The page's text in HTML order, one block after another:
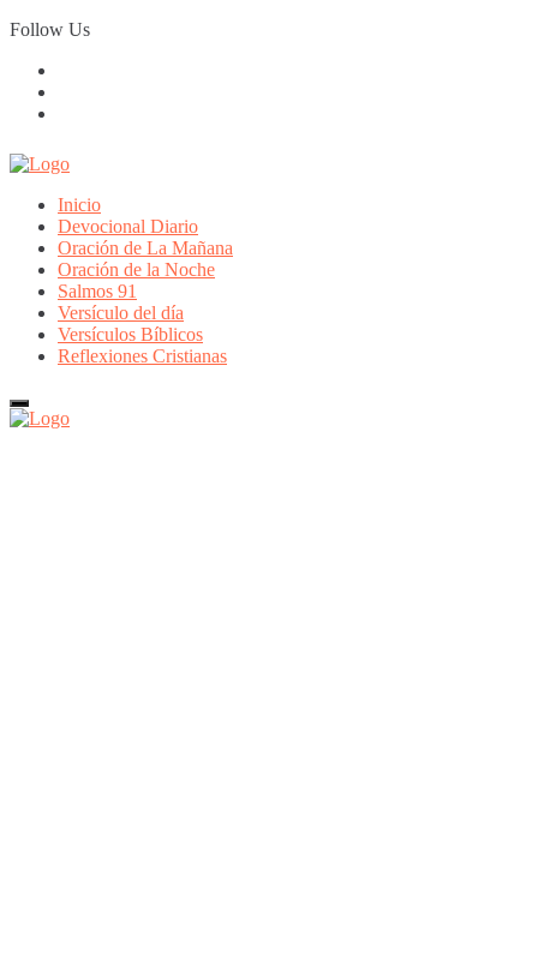
Skip
to
Follow Us
Inicio
Devocional Diario
Oración de La Mañana
Oración de la Noche
Salmos 91
Versículo del día
Versículos Bíblicos
Reflexiones Cristianas